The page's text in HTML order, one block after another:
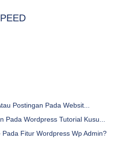
Postingan Pada Websit...
Pada Wordpress Tutorial Kusu...
Fitur Wordpress Wp Admin?